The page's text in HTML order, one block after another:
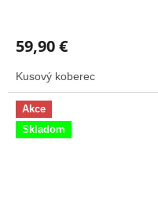
59,90 €
Kusový koberec
Akce
Skladom